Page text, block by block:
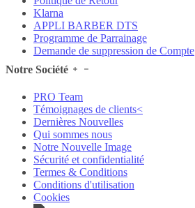
Klarna
APPLI BARBER DTS
Programme de Parrainage
Demande de suppression de Compte
Notre Société
PRO Team
Témoignages de clients<
Dernières Nouvelles
Qui sommes nous
Notre Nouvelle Image
Sécurité et confidentialité
Termes & Conditions
Conditions d'utilisation
Cookies